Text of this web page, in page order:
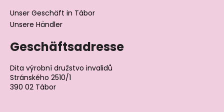
Unser Geschäft in Tábor
Unsere Händler
Geschäftsadresse
Dita výrobní družstvo invalidů
Stránského 2510/1
390 02 Tábor